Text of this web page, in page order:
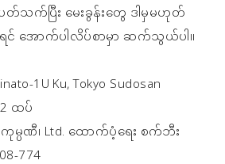
တ်သက်ပြီး မေးခွန်းတွေ ဒါမှမဟုတ်
င် အောက်ပါလိပ်စာမှာ ဆက်သွယ်ပါ။
1U Ku, Tokyo Sudosan
ထပ်
မ္ပဏီ၊ Ltd. ထောက်ပံ့ရေး စက်ဘီး
774